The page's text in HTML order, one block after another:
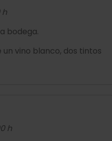
h
bodega.
vino blanco, dos tintos
h